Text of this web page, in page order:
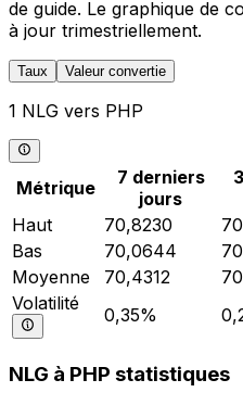
de guide. Le graphique de
à jour trimestriellement.
Taux Valeur convertie
1 NLG vers PHP
Métrique
7 derniers
jours
Haut
70,8230
Bas
70,0644
Moyenne
70,4312
Volatilité
0,35%
NLG à PHP statistiques